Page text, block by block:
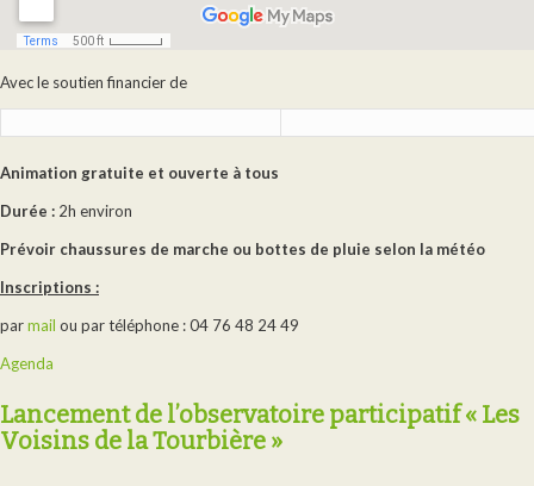
Avec le soutien financier de
Animation gratuite et ouverte à tous
Durée : 2h environ
Prévoir chaussures de marche ou bottes de pluie selon la météo
Inscriptions :
parmail ou par téléphone : 04 76 48 24 49
Agenda
Lancement de l’observatoire participatif « Les
Voisins de la Tourbière »